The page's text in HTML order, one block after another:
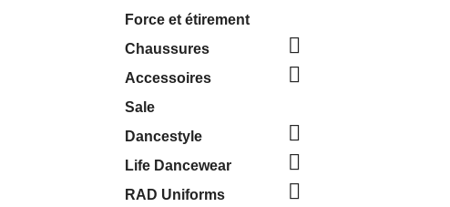
Force et étirement
Chaussures

Accessoires 
Sale
Dancestyle

Life Dancewear 
RAD Uniforms 